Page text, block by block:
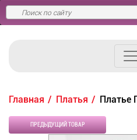
Главная Платья Платье
ПРЕДЫДУЩИЙ ТОВАР